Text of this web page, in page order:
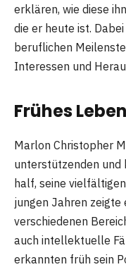
erklären, wie diese
die er heute ist.
beruflichen
Interessen und
Frühes
Marlon Christopher
unterstützenden und
half, seine
jungen Jahren
verschiedenen
auch intellektuelle
erkannten früh sein